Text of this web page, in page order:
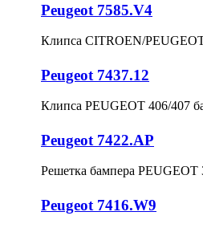
Peugeot 7585.V4
Клипса CITROEN/
Peugeot 7437.12
Клипса PEUGEOT 406/407
Peugeot 7422.AP
Решетка бампера PEUGEOT
Peugeot 7416.W9